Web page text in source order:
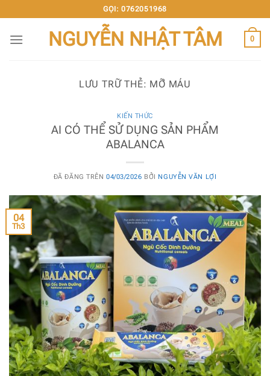
đến
nội
GỌI: 0762051968
NGUYỄN NHẬT TÂM 0
LƯU TRỮ THẺ: MỠ MÁU
KIẾN THỨC
AI CÓ THỂ SỬ DỤNG SẢN PHẨM
ABALANCA
ĐÃ ĐĂNG TRÊN 04/03/2026 BỞI NGUYỄN VĂN LỢI
04
Th3